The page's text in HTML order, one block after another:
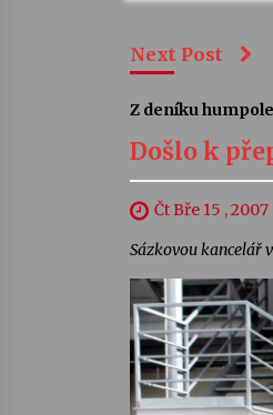
Next Post
Z deníku
Došlo k
Čt Bře 15 , 2007
Sázkovou kancelář